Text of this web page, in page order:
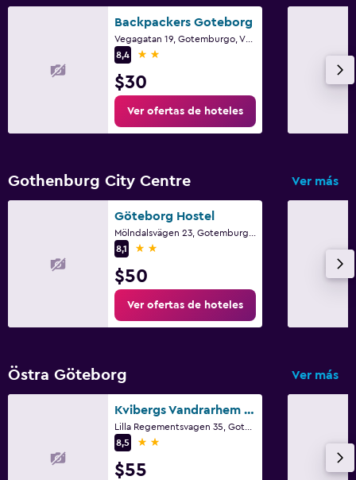
Backpackers Goteborg
8,4
2 estrellas
$30
Ver ofertas de hoteles
Gothenburg City Centre Ver más
Göteborg Hostel
8,1
2 estrellas
$50
Ver ofertas de hoteles
Östra Göteborg Ver más
Kvibergs Vandrarhem - Hostel
8,5
2 estrellas
$55